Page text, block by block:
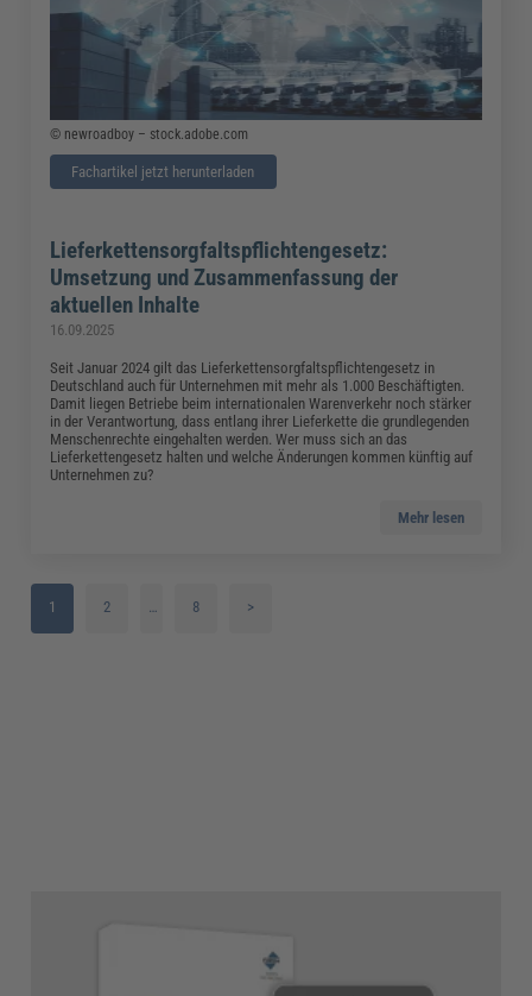
© newroadboy – stock.adobe.com
Fachartikel jetzt herunterladen
Lieferkettensorgfaltspflichtengesetz:
Umsetzung und Zusammenfassung der
aktuellen Inhalte
16.09.2025
Seit Januar 2024 gilt das Lieferkettensorgfaltspflichtengesetz in
Deutschland auch für Unternehmen mit mehr als 1.000 Beschäftigten.
Damit liegen Betriebe beim internationalen Warenverkehr noch stärker
in der Verantwortung, dass entlang ihrer Lieferkette die grundlegenden
Menschenrechte eingehalten werden. Wer muss sich an das
Lieferkettengesetz halten und welche Änderungen kommen künftig auf
Unternehmen zu?
Mehr lesen
1 2 … 8 >